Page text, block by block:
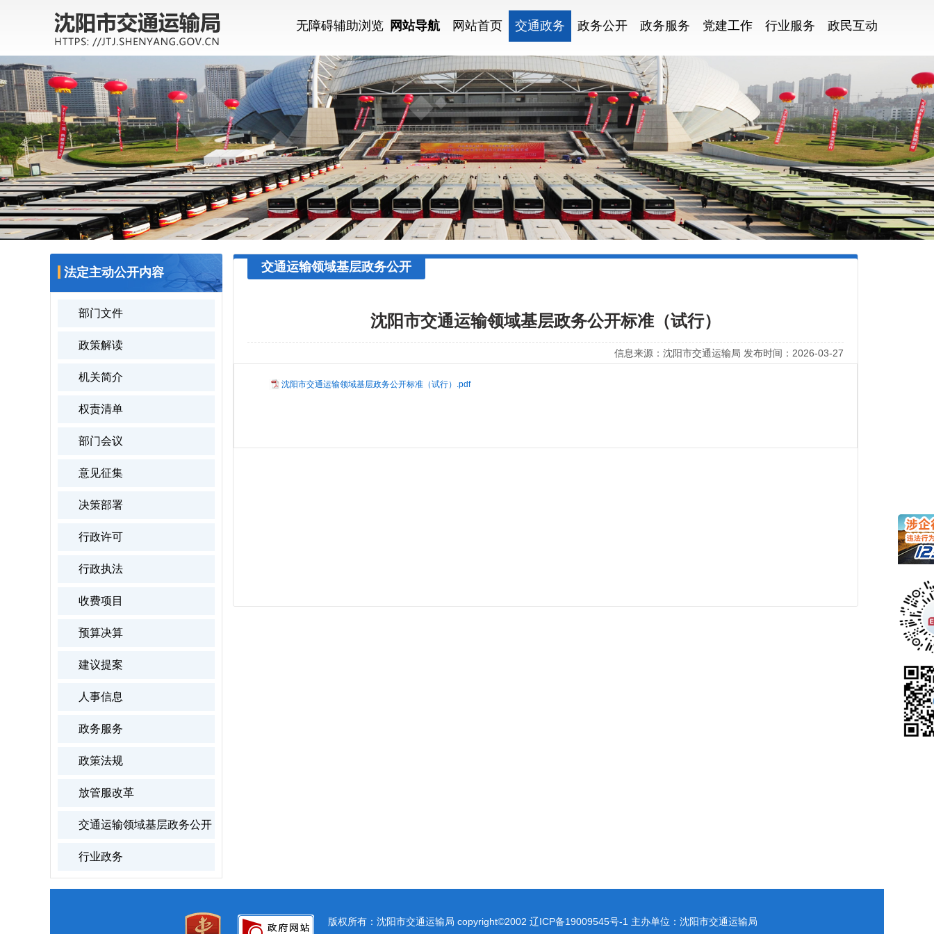
无障碍辅助浏览 网站导航 网站首页 交通政务 政务公开 政务服务 党建工作 行业服务 政民互动
法定主动公开内容
部门文件
政策解读
机关简介
权责清单
部门会议
意见征集
决策部署
行政许可
行政执法
收费项目
预算决算
建议提案
人事信息
政务服务
政策法规
放管服改革
交通运输领域基层政务公开
行业政务
交通运输领域基层政务公开
沈阳市交通运输领域基层政务公开标准（试行）
信息来源：沈阳市交通运输局 发布时间：2026-03-27
沈阳市交通运输领域基层政务公开标准（试行）.pdf
版权所有：沈阳市交通运输局 copyright©2002 辽ICP备19009545号-1 主办单位：沈阳市交通运输局